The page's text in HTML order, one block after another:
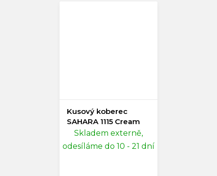
Kusový koberec
SAHARA 1115 Cream
Skladem externě,
odesíláme do 10 - 21 dní